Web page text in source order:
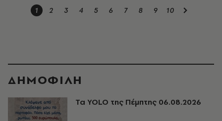
1 2 3 4 5 6 7 8 9 10
ΔΗΜΟΦΙΛΗ
Τα YOLO της Πέμπτης 06.08.2026